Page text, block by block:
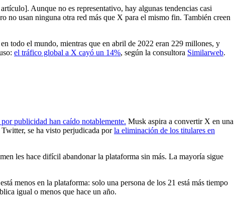
Aunque no es representativo, hay algunas tendencias casi
no usan ninguna otra red más que X para el mismo fin. También creen
todo el mundo, mientras que en abril de 2022 eran 229 millones, y
el tráfico global a X cayó un 14%, según la consultora Similarweb.
por publicidad han caído notablemente. Musk aspira a convertir X en una
se ha visto perjudicada porla eliminación de los titulares en
les hace difícil abandonar la plataforma sin más. La mayoría sigue
menos en la plataforma: solo una persona de los 21 está más tiempo
igual o menos que hace un año.